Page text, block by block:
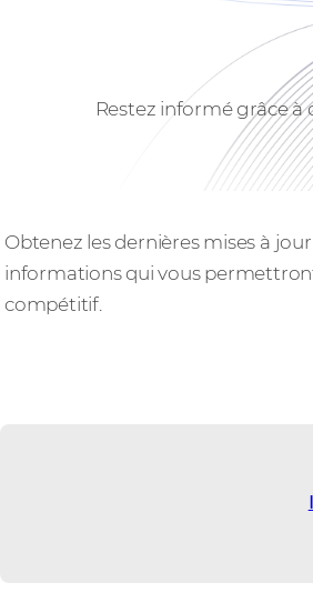
Restez informé grâce à
Obtenez les dernières mises à
informations qui vous
compétitif.